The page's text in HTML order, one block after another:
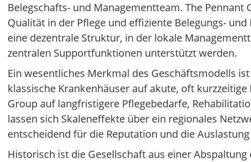
Belegschafts- und Managementteam. The
Qualität in der Pflege und effiziente Belegungs-
eine dezentrale Struktur, in der lokale
zentralen Supportfunktionen unterstützt werden.
Ein wesentliches Merkmal des Geschäftsmodells
klassische Krankenhäuser auf akute, oft
Group auf langfristigere Pflegebedarfe,
lassen sich Skaleneffekte über ein regionales
entscheidend für die Reputation und die
Historisch ist die Gesellschaft aus einer